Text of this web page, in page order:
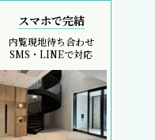
スマホで完結
内覧現地待ち合わせ
SMS・LINEで対応